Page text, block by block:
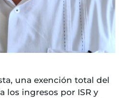
una exención total del
los ingresos por ISR y